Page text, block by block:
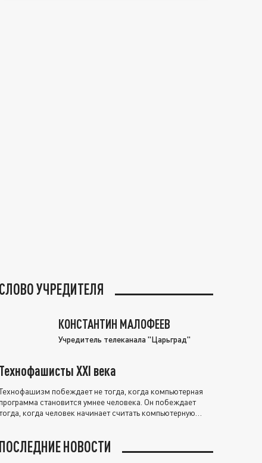
СЛОВО УЧРЕДИТЕЛЯ
КОНСТАНТИН МАЛОФЕЕВ
Учредитель телеканала "Царьград"
Технофашисты XXI века
побеждает не тогда, когда компьютерная
программа становится умнее человека. Он побеждает
когда человек начинает считать компьютерную
ПОСЛЕДНИЕ НОВОСТИ